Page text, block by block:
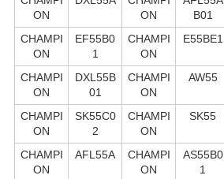
ON
ON
B01
CHAMPI
ON
EF55B0
1
CHAMPI
ON
E55BE1
CHAMPI
ON
DXL55B
01
CHAMPI
ON
AW55
CHAMPI
ON
SK55C0
2
CHAMPI
ON
SK55
CHAMPI
ON
AFL55A
CHAMPI
ON
AS55B0
1